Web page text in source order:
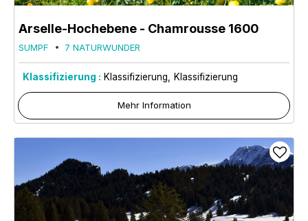
Arselle-Hochebene - Chamrousse 1600
SUMPF 7 NATURWUNDER
Klassifizierung : Klassifizierung Klassifizierung
Mehr Information